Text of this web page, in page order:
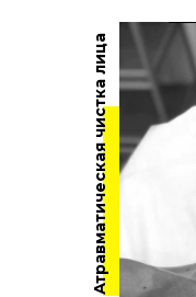
Атравматическая чистка лица